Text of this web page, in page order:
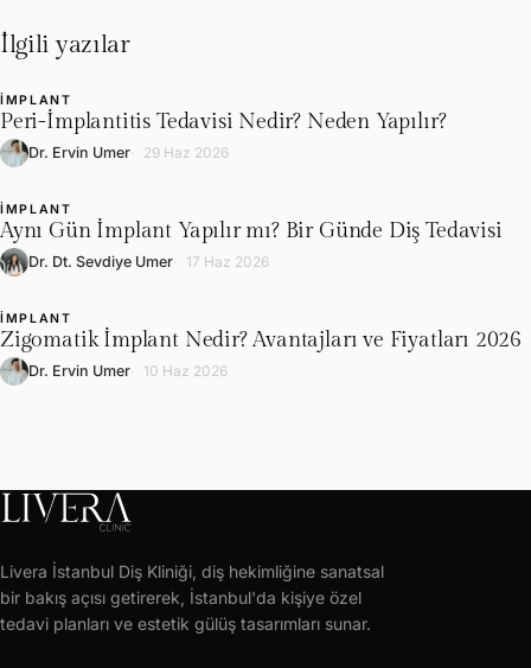
İlgili yazılar
L
İMPLANT
Peri-İmplantitis Tedavisi Nedir? Neden Yapılır?
Dr. Ervin Umer 29 Haz 2026
L
İMPLANT
Aynı Gün İmplant Yapılır mı? Bir Günde Diş Tedavisi
Dr. Dt. Sevdiye Umer 17 Haz 2026
L
İMPLANT
Zigomatik İmplant Nedir? Avantajları ve Fiyatları 2026
Dr. Ervin Umer 10 Haz 2026
CLINIC
Ücretsiz
tedavi
Livera İstanbul Diş Kliniği, diş hekimliğine sanatsal
bir bakış açısı getirerek, İstanbul'da kişiye özel
tedavi planları ve estetik gülüş tasarımları sunar.